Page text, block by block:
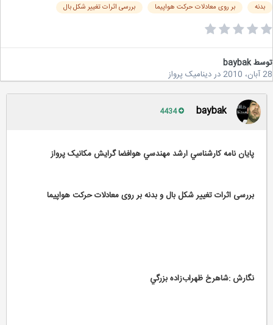
بر روی معادلات حرکت هواپیما بررسی اثرات تغيير شكل بال
baybak
دردینامیک پرواز
baybak
پايان نامه كارشناسي ارشد مهندسي هوافضا گرايش مکانیک پرواز
بررسی اثرات تغيير شكل بال و بدنه بر روی معادلات حرکت هواپیما
نگارش :شاهرخ ظهراب‌زاده بزرگي